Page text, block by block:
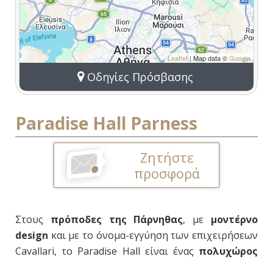
Leaflet| Map data ©Google
Οδηγίες Πρόσβασης
Paradise Hall Parness
Ζητήστε
προσφορά
Στους πρόποδες της Πάρνηθας, με μοντέρνο
design και με το όνομα-εγγύηση των επιχειρήσεων
Cavallari, το Paradise Hall είναι ένας πολυχώρος